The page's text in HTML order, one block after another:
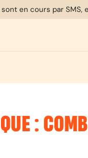
en cours par SMS,
: